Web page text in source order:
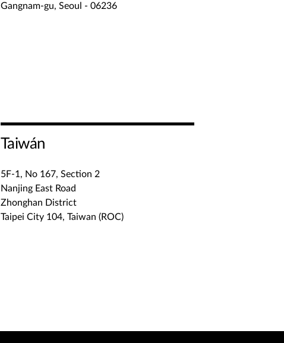
Gangnam-gu, Seoul - 06236
Taiwán
5F-1, No 167, Section 2
Nanjing East Road
Zhonghan District
Taipei City 104, Taiwan (ROC)